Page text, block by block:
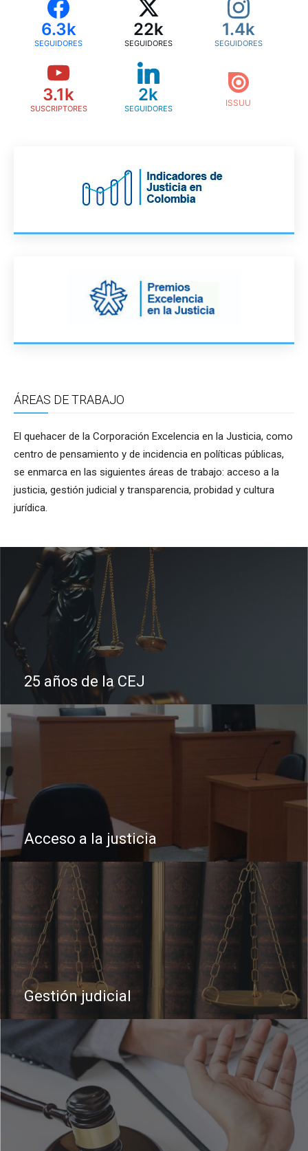
6.3k
SEGUIDORES
22k
SEGUIDORES
1.4k
SEGUIDORES
3.1k
SUSCRIPTORES
2k
SEGUIDORES
ÁREAS DE TRABAJO
El quehacer de la Corporación Excelencia en la Justicia, como
centro de pensamiento y de incidencia en políticas públicas,
se enmarca en las siguientes áreas de trabajo: acceso a la
justicia, gestión judicial y transparencia, probidad y cultura
jurídica.
25 años de la CEJ
Acceso a la justicia
Gestión judicial